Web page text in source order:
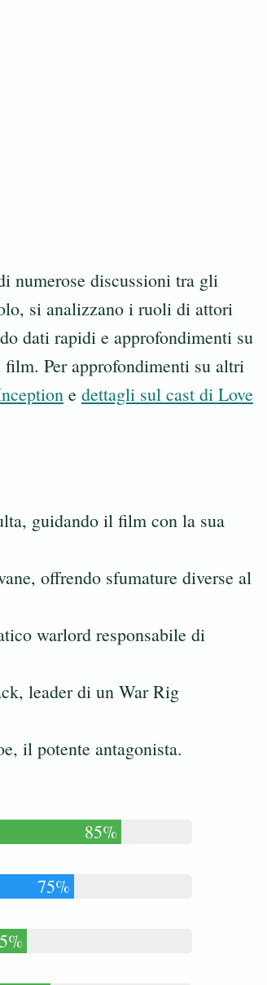
numerose discussioni tra gli
si analizzano i ruoli di attori
dati rapidi e approfondimenti su
Per approfondimenti su altri
e dettagli sul cast di Love
guidando il film con la sua
offrendo sfumature diverse al
warlord responsabile di
leader di un War Rig
il potente antagonista.
85%
75%